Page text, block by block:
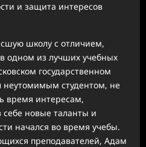
и защита интересов
школу с отличием,
одном из лучших учебных
государственном
неутомимым студентом, не
время интересам,
новые таланты и
начался во время учебы.
преподавателей, Адам